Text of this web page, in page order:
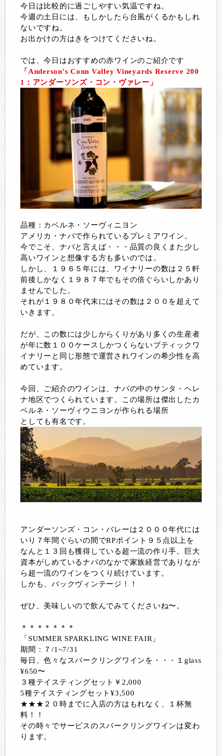
今日は比較的に過ごしやすい気温ですね。
今週の土日には、もしかしたら台風がくるかもしれ
ないですね。
お出かけの方はきをつけてくださいね。
では、今日はおすすめの赤ワインのご紹介です
「Anderson's Conn Valley Vineyards Reserve 200
1：アンダーソンズ・コン・ヴァレー」
品種：カベルネ・ソーヴィニヨン
アメリカ・ナパで作られているプレミアワイン。
今でこそ、ナパと言えば・・・品質の良くまた少し
高いワインと想像する方も多いのでは。
しかし、１９６５年には、ワイナリーの数は２５軒
前後しかなく１９８７年でもその倍ぐらいしかあり
ませんでした。
それが１９８０年代末にはその数は２００を超えて
いきます。
だが、この数には少しからくりがあり多くの生産者
が年に数１００ケースしかつくらないブティックワ
イナリーと同じ形態で運営されワインの希少性を高
めています。
今回、ご紹介のワインは、ナパの中のサンタ・ヘレ
ナ地区でつくられています。この場所は傑出したカ
ベルネ・ソーヴィウニヨンが作られる場所
としても有名です。
アンダーソンズ・コン・バレーは２０００年代には
いり７年間ぐらいの間でRPポイント９５点以上を
なんと１３回も獲得している超一流の作り手。巨大
資本がしめているナパのなかで家族経営でありなが
ら超一流のワインをつくり続けています。
しかも、バックヴィンテージ！！
ぜひ、美味しいので飲んでみてくださいね〜。
＊＊＊＊＊＊＊
「SUMMER SPARKLING WINE FAIR」
期間：７/1~7/31
毎日、色々なスパークリングワインを・・・１glass
¥650〜
３種テイスティングセット￥2,000
5種テイスティングセット¥3,500
★★★２０時までに入店の方はもれなく、１杯無
料！！
その時々でサービスのスパークリングワインは変わ
ります。